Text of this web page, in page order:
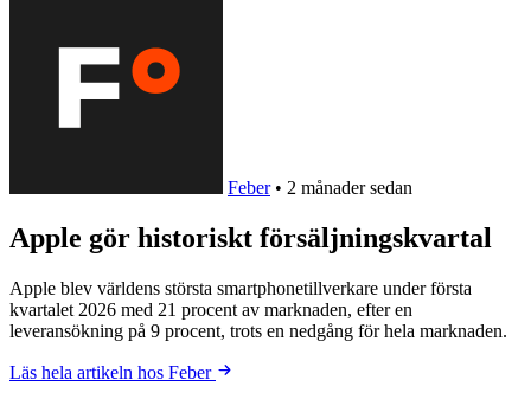
Feber • 2 månader sedan
Apple gör historiskt försäljningskvartal
Apple blev världens största smartphonetillverkare under första
kvartalet 2026 med 21 procent av marknaden, efter en
leveransökning på 9 procent, trots en nedgång för hela marknaden.
Läs hela artikeln hos Feber